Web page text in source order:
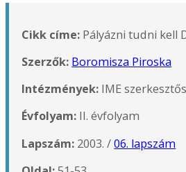
Cikk címe: Pályázni tudni kell
Szerzők: Boromisza Piroska
Intézmények: IME
Évfolyam: II. évfolyam
Lapszám: 2003. /06. lapszám